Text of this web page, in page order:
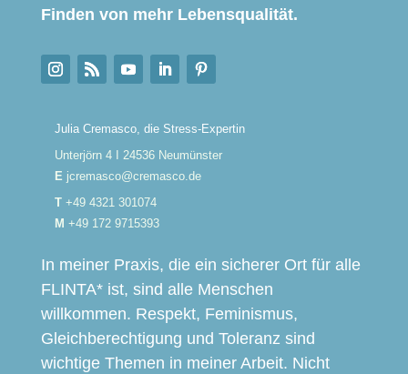
Finden von mehr Lebensqualität.
Julia Cremasco, die Stress-Expertin
Unterjörn 4 Ι 24536 Neumünster
E jcremasco@cremasco.de
T+49 4321 301074
M +49 172 9715393
In meiner Praxis, die ein sicherer Ort für alle
FLINTA* ist, sind alle Menschen
willkommen. Respekt, Feminismus,
Gleichberechtigung und Toleranz sind
wichtige Themen in meiner Arbeit. Nicht